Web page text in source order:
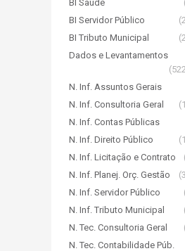
BI Saúde
BI Servidor Público
BI Tributo Municipal
Dados e Levantamentos
N. Inf. Assuntos Gerais
N. Inf. Consultoria Geral
N. Inf. Contas Públicas
N. Inf. Direito Público
N. Inf. Licitação e Contrato
N. Inf. Planej. Orç. Gestão
N. Inf. Servidor Público
N. Inf. Tributo Municipal
N. Tec. Consultoria Geral
N. Tec. Contabilidade Púb.